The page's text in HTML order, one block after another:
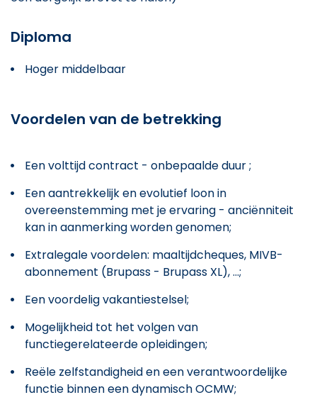
Diploma
Hoger middelbaar
Voordelen van de betrekking
Een volttijd contract - onbepaalde duur ;
Een aantrekkelijk en evolutief loon in
overeenstemming met je ervaring - anciënniteit
kan in aanmerking worden genomen;
Extralegale voordelen: maaltijdcheques, MIVB-
abonnement (Brupass - Brupass XL), ...;
Een voordelig vakantiestelsel;
Mogelijkheid tot het volgen van
functiegerelateerde opleidingen;
Reële zelfstandigheid en een verantwoordelijke
functie binnen een dynamisch OCMW;